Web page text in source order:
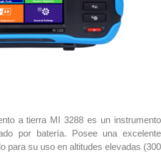
a tierra MI 3288 es un instrumento
por batería. Posee una excelente
para su uso en altitudes elevadas (300